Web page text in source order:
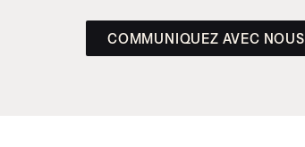
COMMUNIQUEZ AVEC NOUS